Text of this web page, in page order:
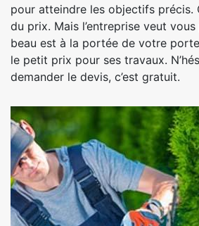
pour atteindre les objectifs précis.
du prix. Mais l’entreprise veut
beau est à la portée de votre
le petit prix pour ses travaux.
demander le devis, c’est gratuit.